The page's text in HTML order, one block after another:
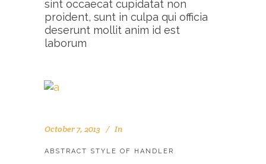
sint occaecat cupidatat non
proident, sunt in culpa qui officia
deserunt mollit anim id est
laborum
October 7, 2013 In
ABSTRACT STYLE OF HANDLER